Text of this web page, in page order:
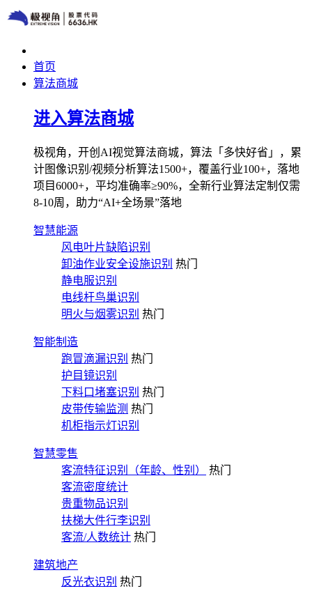
首页
算法商城
进入算法商城
极视角，开创AI视觉算法商城，算法「多快好省」，累
计图像识别/视频分析算法1500+，覆盖行业100+，落地
项目6000+，平均准确率≥90%，全新行业算法定制仅需
8-10周，助力“AI+全场景”落地
智慧能源
风电叶片缺陷识别
卸油作业安全设施识别 热门
静电服识别
电线杆鸟巢识别
明火与烟雾识别 热门
智能制造
跑冒滴漏识别 热门
护目镜识别
下料口堵塞识别 热门
皮带传输监测 热门
机柜指示灯识别
智慧零售
客流特征识别（年龄、性别）
热门
客流密度统计
贵重物品识别
扶梯大件行李识别
客流/人数统计 热门
建筑地产
反光衣识别 热门